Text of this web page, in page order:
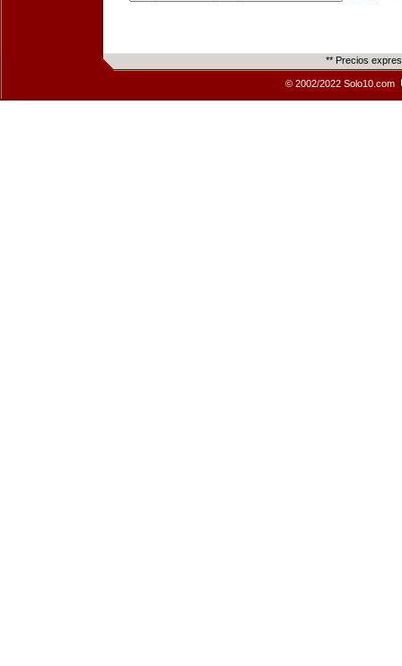
** Precios
© 2002/2022 Solo10.com